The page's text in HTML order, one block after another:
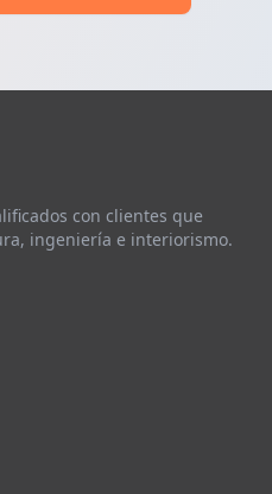
con clientes que
ingeniería e interiorismo.